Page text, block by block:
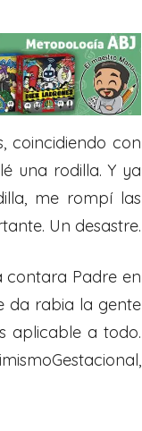
coincidiendo con
una rodilla. Y ya
me rompí las
Un desastre.
Padre en
da rabia la gente
aplicable a todo.